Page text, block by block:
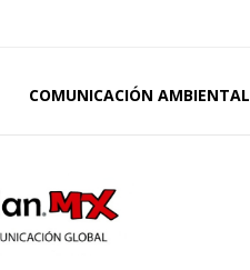
COMUNICACIÓN AMBIENTAL